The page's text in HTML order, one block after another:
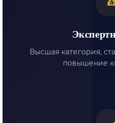
Высшая категория,
повышение